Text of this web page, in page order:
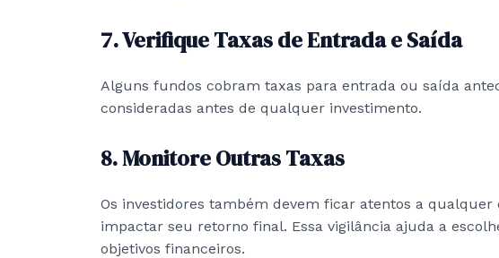
7. Verifique Taxas de Entrada e Saída
Alguns fundos cobram taxas para entrada ou saída
consideradas antes de qualquer investimento.
8. Monitore Outras Taxas
Os investidores também devem ficar atentos a
impactar seu retorno final. Essa vigilância ajuda a
objetivos financeiros.